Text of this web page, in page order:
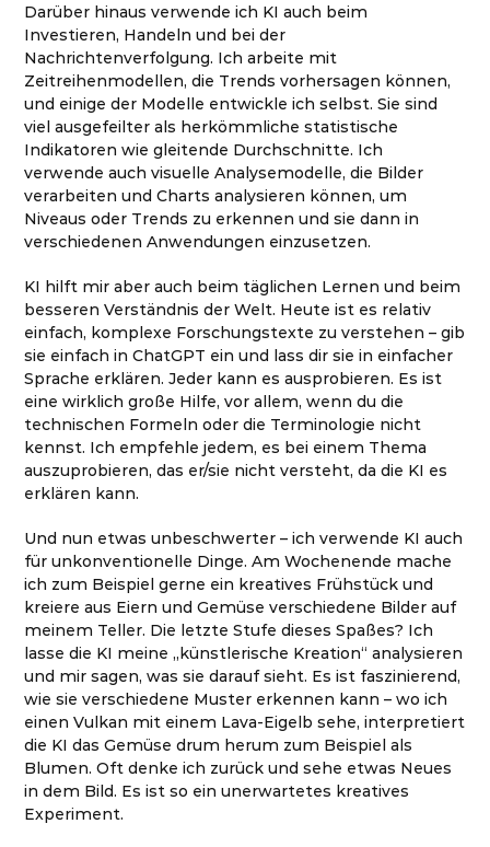
Darüber hinaus verwende ich KI auch beim
Investieren, Handeln und bei der
Nachrichtenverfolgung. Ich arbeite mit
Zeitreihenmodellen, die Trends vorhersagen können,
und einige der Modelle entwickle ich selbst. Sie sind
viel ausgefeilter als herkömmliche statistische
Indikatoren wie gleitende Durchschnitte. Ich
verwende auch visuelle Analysemodelle, die Bilder
verarbeiten und Charts analysieren können, um
Niveaus oder Trends zu erkennen und sie dann in
verschiedenen Anwendungen einzusetzen.
KI hilft mir aber auch beim täglichen Lernen und beim
besseren Verständnis der Welt. Heute ist es relativ
einfach, komplexe Forschungstexte zu verstehen – gib
sie einfach in ChatGPT ein und lass dir sie in einfacher
Sprache erklären. Jeder kann es ausprobieren. Es ist
eine wirklich große Hilfe, vor allem, wenn du die
technischen Formeln oder die Terminologie nicht
kennst. Ich empfehle jedem, es bei einem Thema
auszuprobieren, das er/sie nicht versteht, da die KI es
erklären kann.
Und nun etwas unbeschwerter – ich verwende KI auch
für unkonventionelle Dinge. Am Wochenende mache
ich zum Beispiel gerne ein kreatives Frühstück und
kreiere aus Eiern und Gemüse verschiedene Bilder auf
meinem Teller. Die letzte Stufe dieses Spaßes? Ich
lasse die KI meine „künstlerische Kreation“ analysieren
und mir sagen, was sie darauf sieht. Es ist faszinierend,
wie sie verschiedene Muster erkennen kann – wo ich
einen Vulkan mit einem Lava-Eigelb sehe, interpretiert
die KI das Gemüse drum herum zum Beispiel als
Blumen. Oft denke ich zurück und sehe etwas Neues
in dem Bild. Es ist so ein unerwartetes kreatives
Experiment.